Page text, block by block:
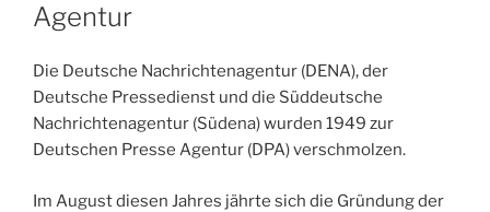
Agentur
Die Deutsche Nachrichtenagentur (DENA), der
Deutsche Pressedienst und die Süddeutsche
Nachrichtenagentur (Südena) wurden 1949 zur
Deutschen Presse Agentur (DPA) verschmolzen.
Im August diesen Jahres jährte sich die Gründung der